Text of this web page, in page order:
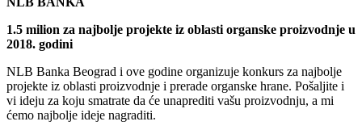
1.5 milion za najbolje projekte iz oblasti organske proizvodnje u
2018. godini
NLB Banka Beograd i ove godine organizuje konkurs za najbolje
projekte iz oblasti proizvodnje i prerade organske hrane. Pošaljite i
vi ideju za koju smatrate da će unaprediti vašu proizvodnju, a mi
ćemo najbolje ideje nagraditi.